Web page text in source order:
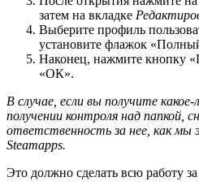
затем на вкладке
Выберите профиль
установите флажок
Наконец, нажмите кнопку
«ОК».
В случае, если вы получите
получении контроля над папкой,
ответственность за нее, как мы
Steamapps.
Это должно сделать всю работу за